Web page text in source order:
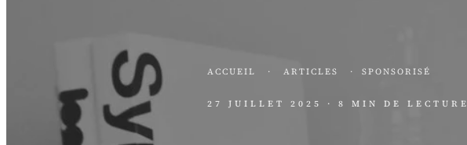
ACCUEIL · ARTICLES · SPONSORISÉ
27 JUILLET 2025 · 8 MIN DE LECTURE